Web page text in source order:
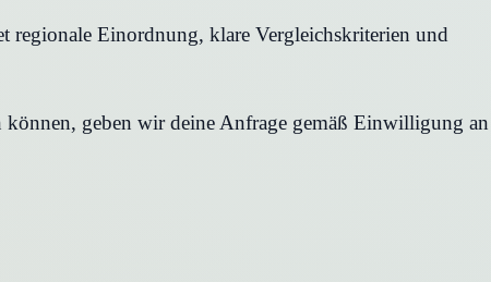
regionale Einordnung, klare Vergleichskriterien und
geben wir deine Anfrage gemäß Einwilligung an